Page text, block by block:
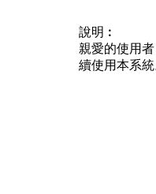
說明︰
親愛的使用
續使用本系統